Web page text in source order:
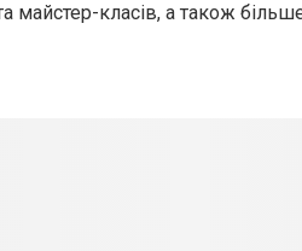
майстер-класів, а також